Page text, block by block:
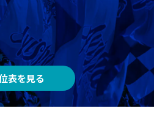
表を見る